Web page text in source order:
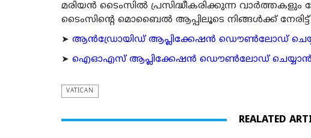
മരിയന്‍ ടൈംസില്‍ പ്രസിദ്ധീകരിക്കുന്ന
ടൈംസിന്റെ മൊബൈല്‍ ആപ്പിലൂടെ നിങ്ങള്‍ക്ക് നേരിട്ട്
➤ ആന്‍ഡ്രോയിഡ് ആപ്ലിക്കേഷന്‍ ഡൌണ്‍ലോഡ്
➤ ഐഓഎസ് ആപ്ലിക്കേഷന്‍ ഡൌണ്‍ലോഡ് ചെയ്യാന്‍
VATICAN
REALATED